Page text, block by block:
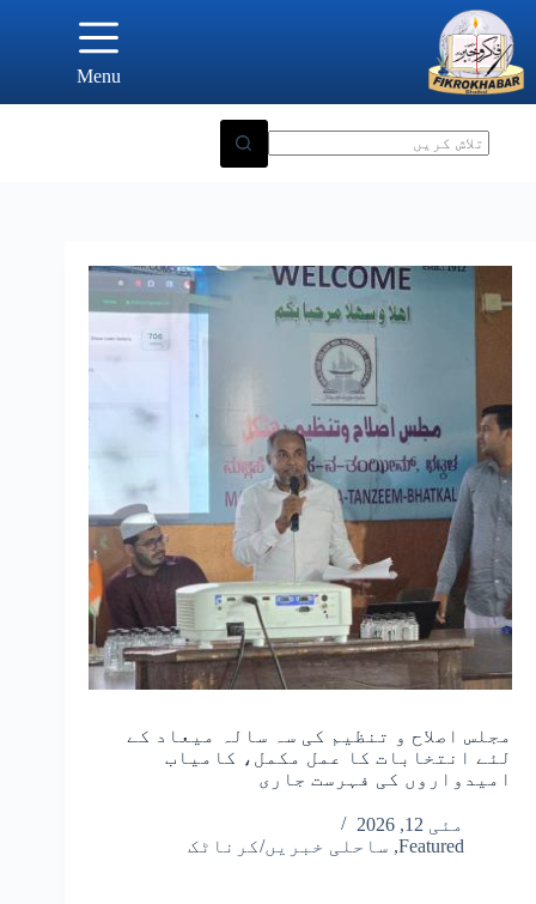
content
Menu
مجلس اصلاح و تنظیم کی سہ سالہ میعاد کے
لئے انتخابات کا عمل مکمل، کامیاب
امیدواروں کی فہرست جاری
مئی 12, 2026
Featured
, ساحلی خبریں/کرناٹک